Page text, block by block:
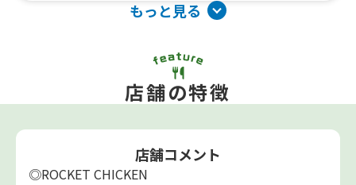
今までにない食感を実現！サク、ふわ、ジューシー、なの
に重くない、新感覚のフライドチキン！
もっと見る
店舗の特徴
店舗コメント
◎ROCKET CHICKEN